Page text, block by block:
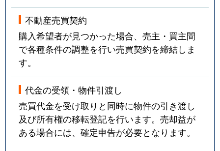
不動産売買契約
購入希望者が見つかった場合、売主・買主間
で各種条件の調整を行い売買契約を締結しま
す。
代金の受領・物件引渡し
売買代金を受け取りと同時に物件の引き渡し
及び所有権の移転登記を行います。売却益が
ある場合には、確定申告が必要となります。